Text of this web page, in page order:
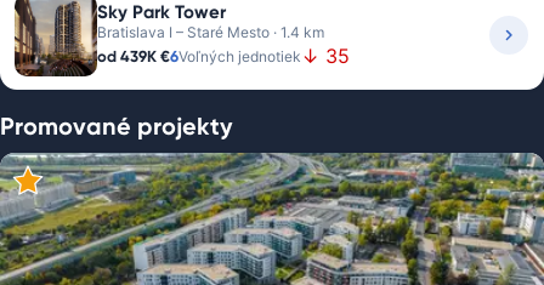
Sky Park Tower
Bratislava I – Staré Mesto · 1.4 km
od 439K €6Voľných jednotiek ↓ 35
Promované projekty